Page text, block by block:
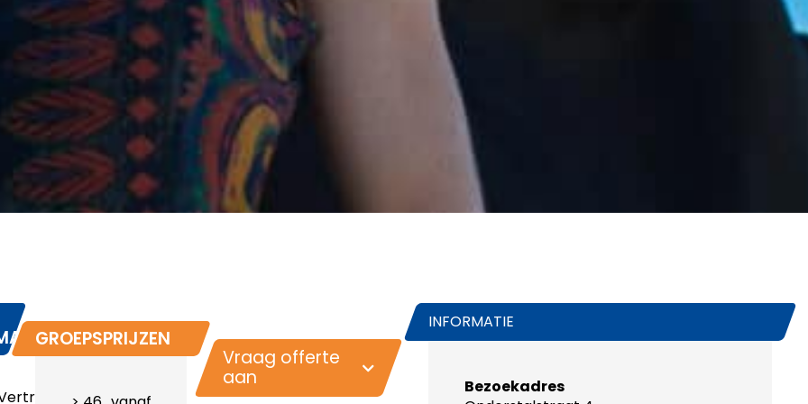
GROEPSPRIJZEN
Vraag offerte
aan
INFORMATIE
Bezoekadres